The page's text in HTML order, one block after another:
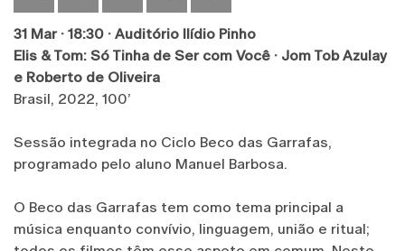
31 Mar · 18:30 · Auditório Ilídio Pinho
Elis & Tom: Só Tinha de Ser com Você · Jom Tob Azulay
e Roberto de Oliveira
Brasil, 2022, 100’
Sessão integrada no Ciclo Beco das Garrafas,
programado pelo aluno Manuel Barbosa.
O Beco das Garrafas tem como tema principal a
música enquanto convívio, linguagem, união e ritual;